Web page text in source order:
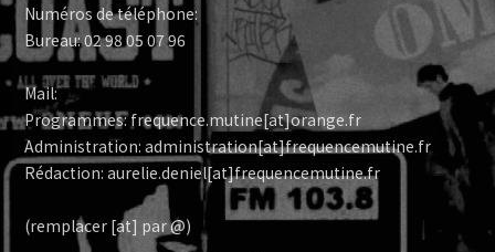
Numéros de téléphone:
Bureau: 02 98 05 07 96
Mail:
Programmes: frequence.mutine[at]orange.fr
Administration: administration[at]frequencemutine.fr
Rédaction: aurelie.deniel[at]frequencemutine.fr
(remplacer [at] par @)